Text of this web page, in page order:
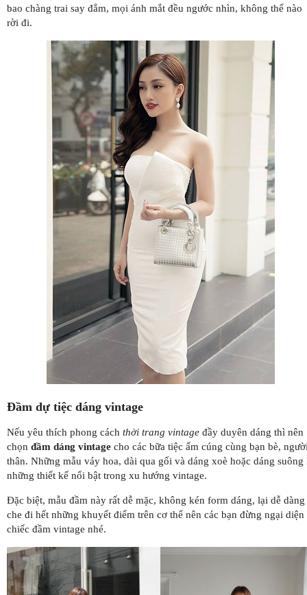
bao chàng trai say đắm, mọi ánh mắt đều ngước nhìn, không thể nào
rời đi.
Đầm dự tiệc dáng vintage
Nếu yêu thích phong cách thời trang vintage đầy duyên dáng thì nên
chọn đầm dáng vintage cho các bữa tiệc ấm cúng cùng bạn bè,
thân. Những mẫu váy hoa, dài qua gối và dáng xoè hoặc dáng suông
những thiết kế nổi bật trong xu hướng vintage.
Đặc biệt, mẫu đầm này rất dễ mặc, không kén form dáng, lại dễ dàng
che đi hết những khuyết điểm trên cơ thể nên các bạn đừng ngại diện
chiếc đầm vintage nhé.